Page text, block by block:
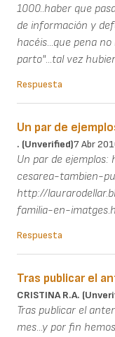
1000..haber que
de información y
hacéis...que pena
parto"...tal vez
Respuesta
Un par de
. (unverified)7 Abr
Un par de
cesarea-tambien-
http://
familia-en-
Respuesta
Tras publicar el
CRISTINA R.A.
Tras publicar el
mes...y por fin